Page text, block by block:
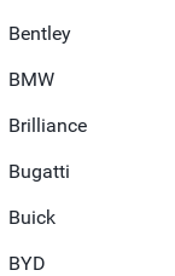
Bentley
BMW
Brilliance
Bugatti
Buick
BYD